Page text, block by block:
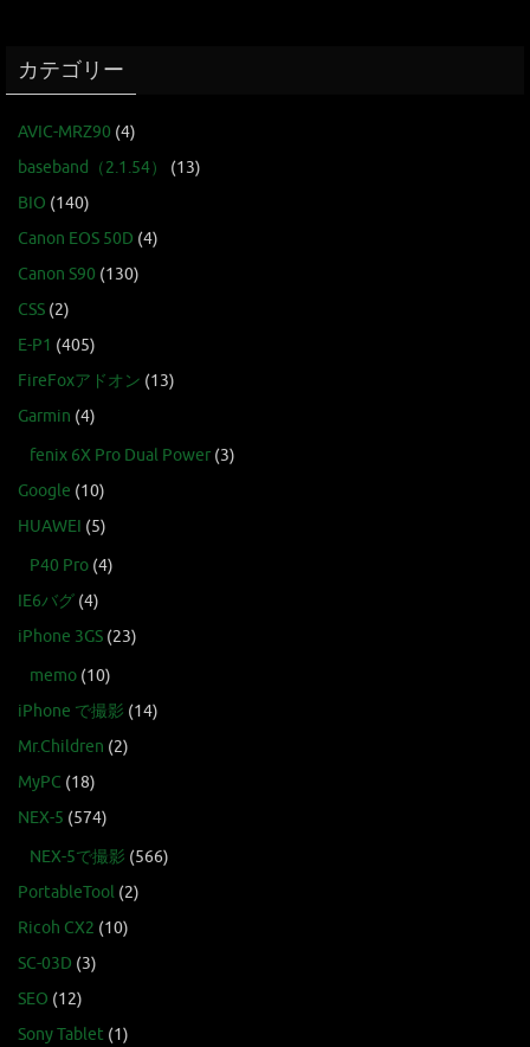
カテゴリー
AVIC-MRZ90 (4)
baseband（2.1.54）
(13)
BIO (140)
Canon EOS 50D (4)
Canon S90 (130)
CSS (2)
E-P1 (405)
FireFoxアドオン (13)
Garmin (4)
fenix 6X Pro Dual Power (3)
Google (10)
HUAWEI (5)
P40 Pro (4)
IE6バグ (4)
iPhone 3GS (23)
memo (10)
iPhone で撮影 (14)
Mr.Children (2)
MyPC (18)
NEX-5 (574)
NEX-5で撮影 (566)
PortableTool (2)
Ricoh CX2 (10)
SC-03D (3)
SEO (12)
Sony Tablet (1)